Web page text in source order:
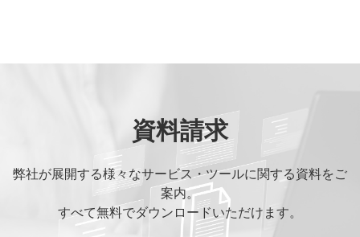
資料請求
弊社が展開する様々なサービス・ツールに関する資料をご
案内。
すべて無料でダウンロードいただけます。